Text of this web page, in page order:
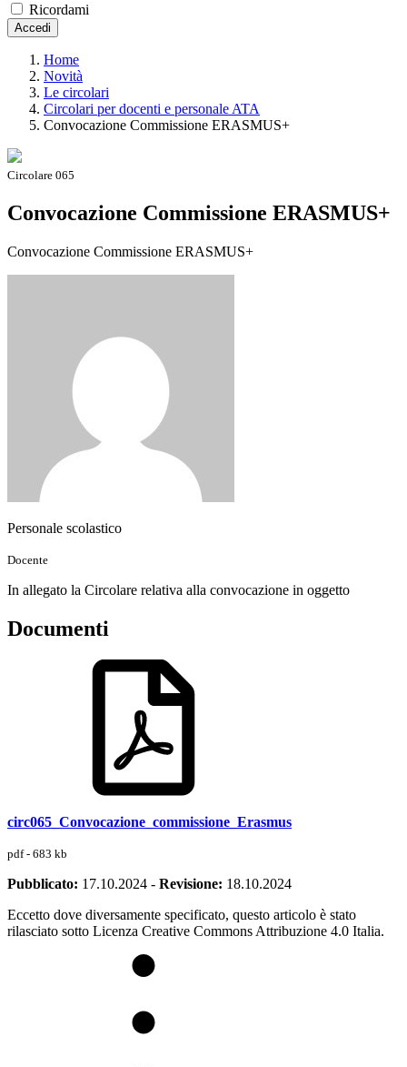
Ricordami
Accedi
Home
Novità
Le circolari
Circolari per docenti e personale ATA
Convocazione Commissione ERASMUS+
Circolare 065
Convocazione Commissione ERASMUS+
Convocazione Commissione ERASMUS+
Personale scolastico
Docente
In allegato la Circolare relativa alla convocazione in oggetto
Documenti
circ065_Convocazione_commissione_Erasmus
pdf - 683 kb
Pubblicato: 17.10.2024 - Revisione: 18.10.2024
Eccetto dove diversamente specificato, questo articolo è stato
rilasciato sotto Licenza Creative Commons Attribuzione 4.0 Italia.